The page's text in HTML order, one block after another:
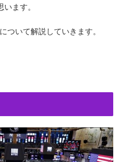
ます。
ついて解説していきます。